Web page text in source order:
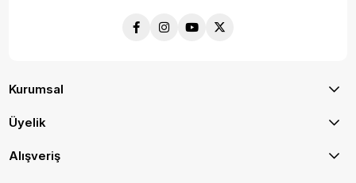
Kurumsal
Üyelik
Alışveriş